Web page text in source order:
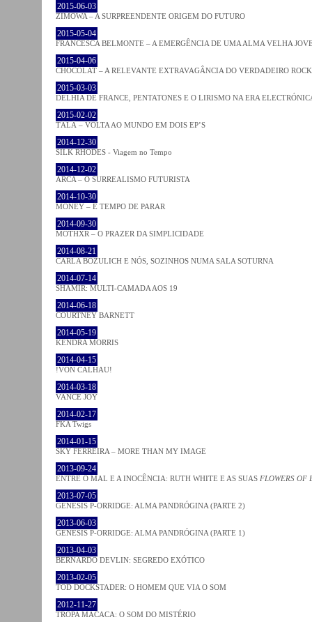
2015-06-03
ZIMOWA – A SURPREENDENTE ORIGEM DO FUTURO
2015-05-04
FRANCESCA BELMONTE – A EMERGÊNCIA DE UMA ALMA VELHA
2015-04-06
CHOCOLAT – A RELEVANTE EXTRAVAGÂNCIA DO VERDADEIRO ROCK
2015-03-03
DELHIA DE FRANCE, PENTATONES E O LIRISMO NA ERA
2015-02-02
TĀLĀ – VOLTA AO MUNDO EM DOIS EP’S
2014-12-30
SILK RHODES - Viagem no Tempo
2014-12-02
ARCA – O SURREALISMO FUTURISTA
2014-10-30
MONEY – É TEMPO DE PARAR
2014-09-30
MOTHXR – O PRAZER DA SIMPLICIDADE
2014-08-21
CARLA BOZULICH E NÓS, SOZINHOS NUMA SALA SOTURNA
2014-07-14
SHAMIR: MULTI-CAMADA AOS 19
2014-06-18
COURTNEY BARNETT
2014-05-19
KENDRA MORRIS
2014-04-15
!VON CALHAU!
2014-03-18
VANCE JOY
2014-02-17
FKA Twigs
2014-01-15
SKY FERREIRA – MORE THAN MY IMAGE
2013-09-24
ENTRE O MAL E A INOCÊNCIA: RUTH WHITE E AS SUAS FLOWERS OF
2013-07-05
GENESIS P-ORRIDGE: ALMA PANDRÓGINA (PARTE 2)
2013-06-03
GENESIS P-ORRIDGE: ALMA PANDRÓGINA (PARTE 1)
2013-04-03
BERNARDO DEVLIN: SEGREDO EXÓTICO
2013-02-05
TOD DOCKSTADER: O HOMEM QUE VIA O SOM
2012-11-27
TROPA MACACA: O SOM DO MISTÉRIO